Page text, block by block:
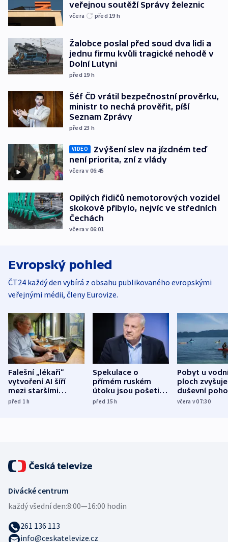
veřejnou soutěží Správy železnic
včera před 19 h
Žalobce poslal před soud dva lidi a
jednu firmu kvůli tragické nehodě v
Dolní Lutyni
před 19 h
Šéf ČD vrátil bezpečnostní prověrku,
ministr to nechá prověřit, píší
Seznam Zprávy
před 23 h
VIDEO
Zvýšení slev na jízdném teď
není priorita, zní z vlády
včera v 06:45
Opilých řidičů nemotorových vozidel
skokově přibylo, nejvíc ve středních
Čechách
včera v 06:01
Evropský pohled
ČT24 každý den vybírá z obsahu publikovaného evropskými
veřejnými médii, členy Eurovize.
Falešní „lékaři“
vytvoření AI šíří
mezi staršími
Poláky nebezpečné
před 1h
Spekulace o
přímém ruském
útoku jsou pošetilé,
míní estonský
před 15h
Pobyt u
ploch zvyšuje
duševní
ukázala
včera v 07:30
Divácké centrum
každý všední den:8:00—16:00 hodin
261 136 113
info@ceskatelevize.cz